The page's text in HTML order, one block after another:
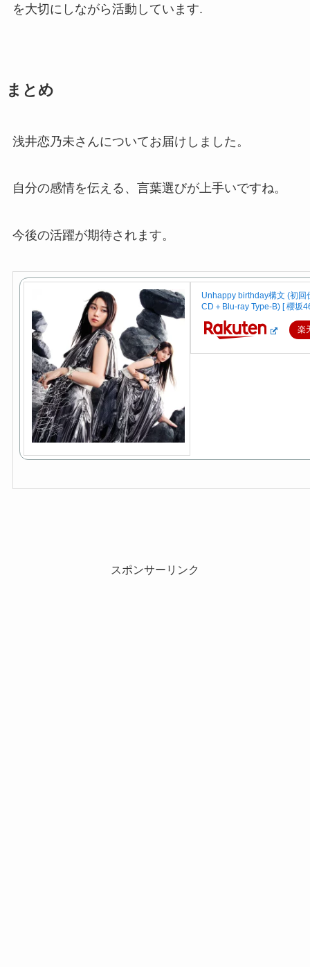
を大切にしながら活動しています.
まとめ
浅井恋乃未さんについてお届けしました。
自分の感情を伝える、言葉選びが上手いですね。
今後の活躍が期待されます。
Unhappy birthday構文 (初回
CD＋Blu-ray Type-B) [ 櫻坂
楽
スポンサーリンク